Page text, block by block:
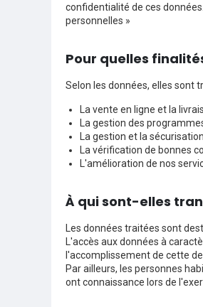
confidentialité de ces
personnelles »
Pour quelles
Selon les données, elles sont
La vente en ligne et la
La gestion des
La gestion et la
La vérification de bonnes
L'amélioration de nos
À qui sont-elles
Les données traitées sont
L'accès aux données à
l'accomplissement de cette
Par ailleurs, les personnes
ont connaissance lors de